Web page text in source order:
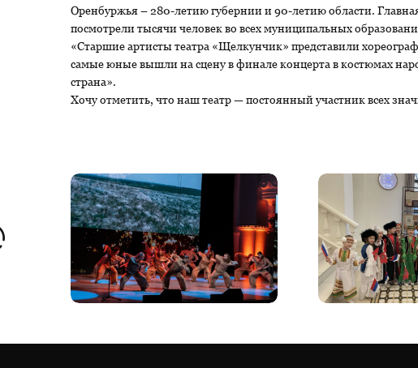
Оренбуржья – 280-летию губернии и 90-летию области.
посмотрели тысячи человек во всех муниципальных
«Старшие артисты театра «Щелкунчик» представили
самые юные вышли на сцену в финале концерта в костюмах
страна».
Хочу отметить, что наш театр — постоянный участник всех